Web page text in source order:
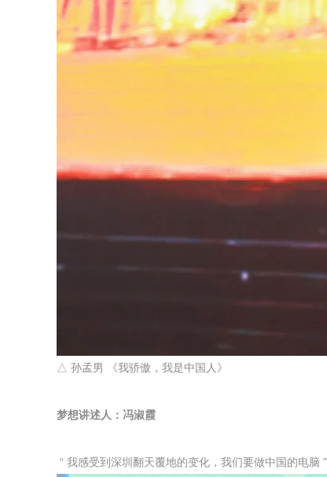
△ 孙孟男 《我骄傲，我是中国人》
梦想讲述人：冯淑霞
“ 我感受到深圳翻天覆地的变化，我们要做中国的电脑 ”